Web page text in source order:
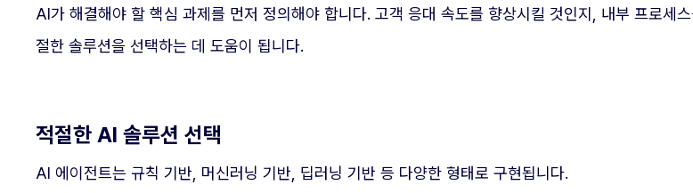
AI가 해결해야 할 핵심 과제를 먼저 정의해야 합니다. 고객 응대 속도를 향상시킬 것인지, 내부 프로세
절한 솔루션을 선택하는 데 도움이 됩니다.
적절한 AI 솔루션 선택
AI 에이전트는 규칙 기반, 머신러닝 기반, 딥러닝 기반 등 다양한 형태로 구현됩니다.